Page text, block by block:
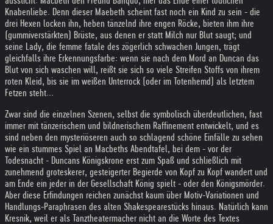
Knabenliebe. Denn dieser Maebeth scheint fast noch ein Kind zu sein - die
drei Hexen locken ihn, heben tänzelnd ihre engen Röcke, bieten ihm ihre
(gummiverstärkten) Brüste, aus denen er statt Milch nur Blut saugt; und
seine Lady, die femme fatale des zögerlich schwachen Jungen, trägt
gleichfalls ihre Erkennungsfarbe: wenn sie nach dem Mord an Duncan das
Blut von sich waschen will, reißt sie sich so viele Streifen Stoffs von ihrem
roten Kleid, bis sie im weißen Unterrock (oder im Totenhemd) als letztem
Fetzen steht...
Zwar sind die einzelnen Szenen, selbst die symbolisch überdeutlichen, fast
immer mit tänzerischem und bildnerischem Raffinement entwickelt, und es
sind neben den mysteriöseren auch so schlagend schöne Einfälle zu sehen
wie ein stummes Spiel an Macbeths Abendtafel, bei dem - vor der
Todesnacht - Duncans Königskrone erst zum Spaß und schließlich mit
zunehmend groteskerer, gesteigerter Begierde von Kopf zu Kopf wandert und
am Ende ein jeder in der Gesellschaft König spielt - oder den Königsmörder.
Aber diese Erfindungen reichen zunächst kaum über Motiv-Variationen und
Handlungs-Paraphrasen des alten Shakespearestücks hinaus. Natürlich kann
Kresnik, weil er als Tanztheatermacher nicht an die Worte des Textes